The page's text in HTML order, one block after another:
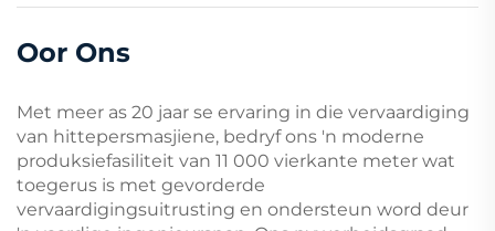
Oor Ons
Met meer as 20 jaar se ervaring in die vervaardiging
van hittepersmasjiene, bedryf ons 'n moderne
produksiefasiliteit van 11 000 vierkante meter wat
toegerus is met gevorderde
vervaardigingsuitrusting en ondersteun word deur